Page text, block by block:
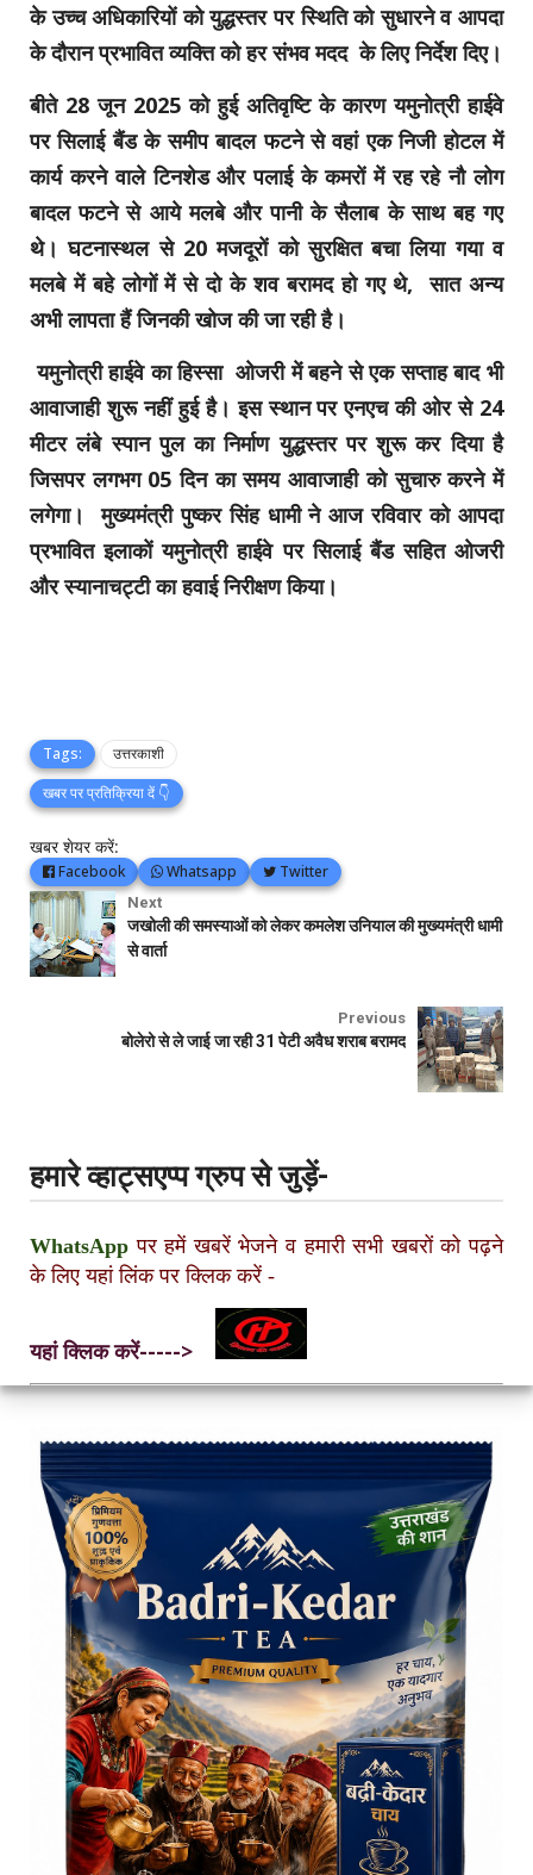
के उच्च अधिकारियों को युद्धस्तर पर स्थिति को सुधारनेवआपदा
के दौरान प्रभावित व्यक्तिकोहर संभव मदद के लिए निर्देश दिए।
बीते 28 जून 2025 को हुई अतिवृष्टि के कारण यमुनोत्री हाईवे
पर सिलाई बैंड के समीप बादल फटने से वहां एक निजी होटल में
कार्य करने वाले टिनशेड और पलाई के कमरों में रह रहे नौ लोग
बादल फटने से आये मलबे और पानी के सैलाब के साथ बह गए
थे। घटनास्थल से 20 मजदूरों को सुरक्षित बचा लिया गया व
मलबे में बहे लोगों में से दो के शव बरामद हो गए थे, सात अन्य
अभी लापता हैं जिनकी खोज की जा रही है।
यमुनोत्री हाईवे का हिस्सा ओजरी में बहने से एक सप्ताह बाद भी
आवाजाही शुरू नहीं हुई है। इस स्थान पर एनएच की ओर से 24
मीटर लंबे स्पान पुल का निर्माण युद्धस्तर पर शुरू कर दिया है
जिसपर लगभग 05 दिन का समय आवाजाही को सुचारु करने में
लगेगा। मुख्यमंत्री पुष्कर सिंह धामी ने आज रविवार को आपदा
प्रभावित इलाकों यमुनोत्री हाईवे पर सिलाई बैंड सहित ओजरी
और स्यानाचट्टी का हवाई निरीक्षण किया।
Tags:
उत्तरकाशी
खबर पर प्रतिक्रिया दें 👇
खबर शेयर करें:
Facebook Whatsapp Twitter
Next
जखोली की समस्याओं को लेकर कमलेश उनियाल की मुख्यमंत्री धामी
से वार्ता
Previous
बोलेरो से ले जाई जा रही 31 पेटी अवैध शराब बरामद
हमारे व्हाट्सएप्प ग्रुप से जुड़ें-
WhatsApp पर हमें खबरें भेजने व हमारी सभी खबरों को पढ़ने
के लिए यहां लिंक पर क्लिक करें -
यहां क्लिक करें----->